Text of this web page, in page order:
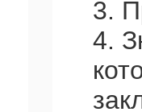
3.
4.